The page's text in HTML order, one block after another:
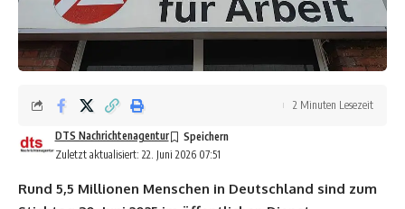
Zuletzt aktualisiert: 22. Juni 2026 07:51
DTS Nachrichtenagentur
2 Minuten Lesezeit
Rund 5,5 Millionen Menschen in Deutschland sind zum